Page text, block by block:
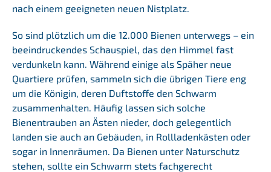
nach einem geeigneten neuen Nistplatz.
So sind plötzlich um die 12.000 Bienen unterwegs – ein
beeindruckendes Schauspiel, das den Himmel fast
verdunkeln kann. Während einige als Späher neue
Quartiere prüfen, sammeln sich die übrigen Tiere eng
um die Königin, deren Duftstoffe den Schwarm
zusammenhalten. Häufig lassen sich solche
Bienentrauben an Ästen nieder, doch gelegentlich
landen sie auch an Gebäuden, in Rollladenkästen oder
sogar in Innenräumen. Da Bienen unter Naturschutz
stehen, sollte ein Schwarm stets fachgerecht